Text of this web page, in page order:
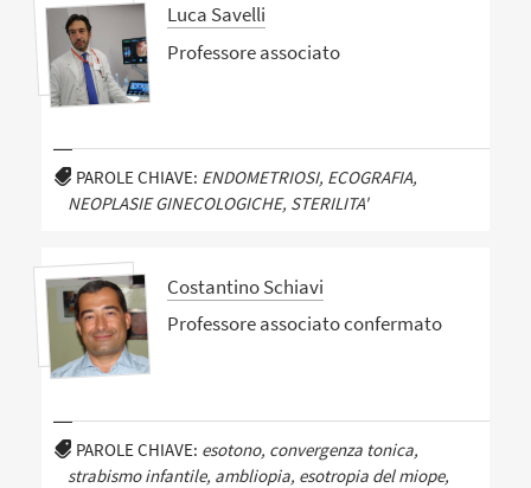
Luca Savelli
Professore associato
PAROLE CHIAVE: ENDOMETRIOSI, ECOGRAFIA,
NEOPLASIE GINECOLOGICHE, STERILITA'
Costantino Schiavi
Professore associato confermato
PAROLE CHIAVE: esotono, convergenza tonica,
strabismo infantile, ambliopia, esotropia del miope,